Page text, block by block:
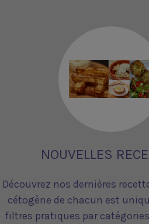
NOUVELLES
Découvrez nos dernières
cétogène de chacun est
filtres pratiques par